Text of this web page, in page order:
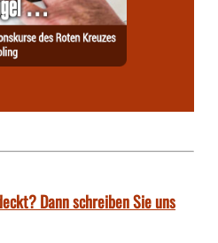
Dann schreiben Sie uns